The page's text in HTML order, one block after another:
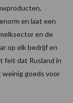
en laat een
en de
op elk bedrijf en
feit dat Rusland in
goeds voor